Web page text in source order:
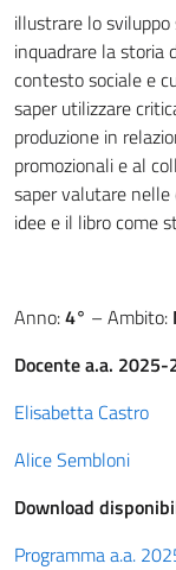
illustrare lo
inquadrare la storia
contesto sociale e
saper utilizzare
produzione in
promozionali e al
saper valutare
idee e il libro come
Anno:4° – Ambito:
Docente a.a. 2025-
Elisabetta Castro
Alice Sembloni
Download
Programma a.a.